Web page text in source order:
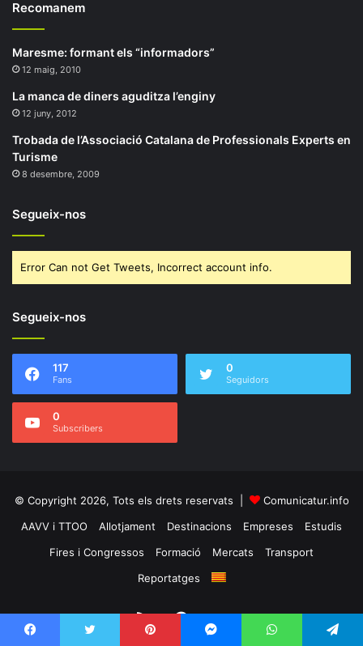
Recomanem
Maresme: formant els “informadors”
12 maig, 2010
La manca de diners aguditza l’enginy
12 juny, 2012
Trobada de l’Associació Catalana de Professionals Experts en
Turisme
8 desembre, 2009
Segueix-nos
Error Can not Get Tweets, Incorrect account info.
Segueix-nos
117
Fans
0
Seguidors
0
Subscribers
© Copyright 2026, Tots els drets reservats |
Comunicatur.info
AAVV i TTOO
Allotjament Destinacions Empreses
Estudis
Fires i Congressos
Formació Mercats
Transport
Reportatges
RSS Facebook
Twitter